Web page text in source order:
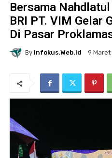
Bersama
BRI PT. VIM Gelar
Di Pasar
By Infokus.web.id 9 Maret